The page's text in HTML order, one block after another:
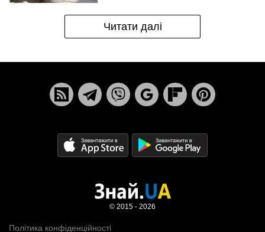
Читати далі
Політика конфіденційності
© 2015 - 2026